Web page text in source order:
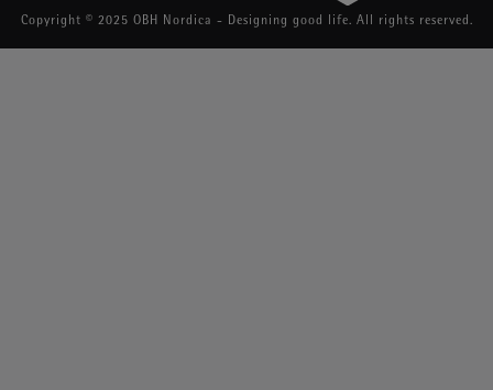
Copyright © 2025 OBH Nordica - Designing good life. All rights reserved.